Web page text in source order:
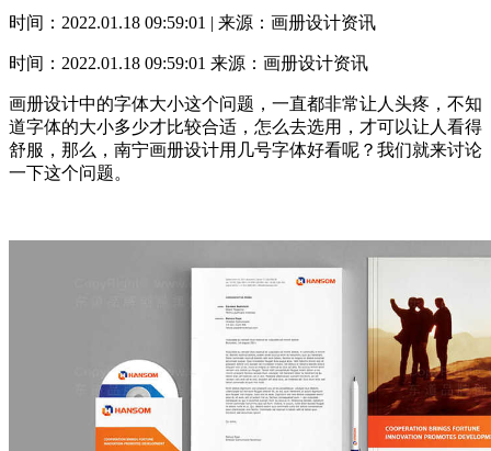
时间：2022.01.18 09:59:01 | 来源：画册设计资讯
时间：2022.01.18 09:59:01 来源：画册设计资讯
画册设计中的字体大小这个问题，一直都非常让人头疼，不知
道字体的大小多少才比较合适，怎么去选用，才可以让人看得
舒服，那么，南宁画册设计用几号字体好看呢？我们就来讨论
一下这个问题。